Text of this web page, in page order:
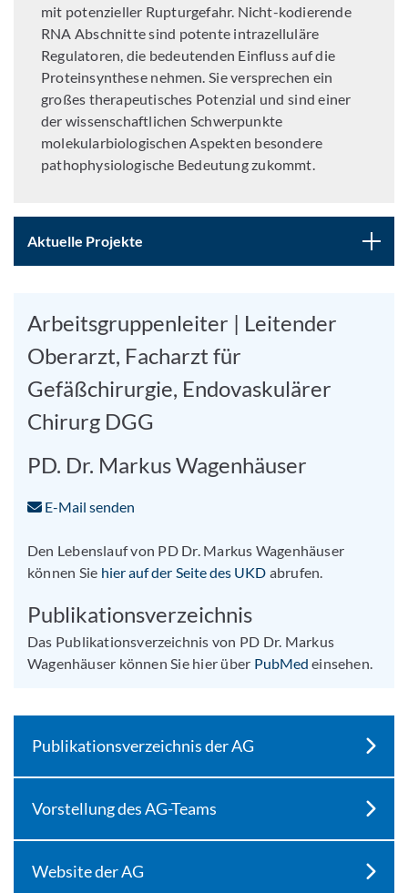
mit potenzieller Rupturgefahr. Nicht-kodierende
RNA Abschnitte sind potente intrazelluläre
Regulatoren, die bedeutenden Einfluss auf die
Proteinsynthese nehmen. Sie versprechen ein
großes therapeutisches Potenzial und sind einer
der wissenschaftlichen Schwerpunkte
molekularbiologischen Aspekten besondere
pathophysiologische Bedeutung zukommt.
Aktuelle Projekte
Arbeitsgruppenleiter | Leitender
Oberarzt, Facharzt für
Gefäßchirurgie, Endovaskulärer
Chirurg DGG
PD. Dr. Markus Wagenhäuser
E-Mail senden
Den Lebenslauf von PD Dr. Markus Wagenhäuser
können Sie hier auf der Seite des UKD abrufen.
Publikationsverzeichnis
Das Publikationsverzeichnis von PD Dr. Markus
Wagenhäuser können Sie hier über PubMed einsehen.
Publikationsverzeichnis der AG
Vorstellung des AG-Teams
Website der AG